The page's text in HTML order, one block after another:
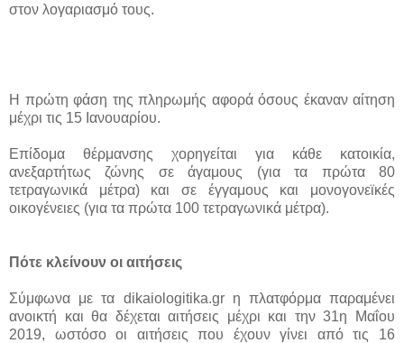
στον λογαριασμό τους.
Η πρώτη φάση της πληρωμής αφορά όσους έκαναν αίτηση
μέχρι τις 15 Ιανουαρίου.
Επίδομα θέρμανσης χορηγείται για κάθε κατοικία,
ανεξαρτήτως ζώνης σε άγαμους (για τα πρώτα 80
τετραγωνικά μέτρα) και σε έγγαμους και μονογονεϊκές
οικογένειες (για τα πρώτα 100 τετραγωνικά μέτρα).
Πότε κλείνουν οι αιτήσεις
Σύμφωνα με τα dikaiologitika.gr η πλατφόρμα παραμένει
ανοικτή και θα δέχεται αιτήσεις μέχρι και την 31η Μαΐου
2019, ωστόσο οι αιτήσεις που έχουν γίνει από τις 16